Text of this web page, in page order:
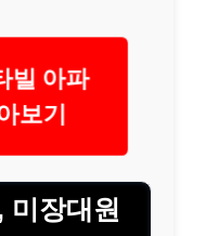
빌 아파
보기
미장대원